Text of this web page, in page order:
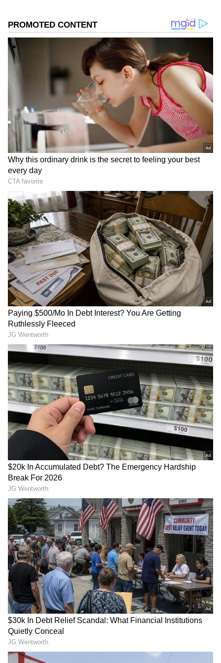
ವಿಶೇಷ ಕಲ್ಲಿನಂತಿದ್ದ ವಸ್ತುವನ್ನ ಚಾರ್ಚಿ ಪೋಷಕರು
ಪ್ರೊಫೆಸರ್‌ಗೆ ತಲುಪಿಸಿದ್ದಾರೆ. ಬಳಿಕ ಅಧ್ಯಯನ
ಆರಂಭಗೊಂಡಿದೆ. ತಜ್ಞರ ತಂಡ ಆನೆಯ ಹಲ್ಲಿನ ಕುರಿತ
ಅಧ್ಯಯನ ಆರಂಭಿಸಿತ್ತು. ಮೊದಲು ಹಲ್ಲನ್ನು ಹಲವು ಪರೀಕ್ಷೆಗೆ
ಒಳಪಡಿಸಿದ್ದಾರೆ. ಈ ವೇಳೆ ಅಚ್ಚರಿಯ ಫಲಿತಾಂಶ
ಲಭ್ಯವಾಗಿದೆ. ಭೂಮಿಯ ಮೇಲಿದ್ದ ದೈತ್ಯ ಆನೆ ತಳಿಯ ಹಲ್ಲು
ಅನ್ನೋದು ಸಾಬೀತಾಗಿದೆ. ಇಷ್ಟೇ ಬರೋಬ್ಬರಿ 1.8 ಮಿಲಿಯನ್
ವರ್ಷಗಳ ಹಿಂದೆ ಜೀವಿಸಿದ್ದ ಆನೆ ಅನ್ನೋದು ಸಾಬೀತಾಗಿದೆ.
ಅನಾಂಕಸ್ ಅರ್ವರ್ನೆನ್ಸಿಸ್ ಅನ್ನೋ ದೈತ್ಯ ಆನೆ ತಳಿಯ ಹಲ್ಲು
ಎಂದು ಸಂಶೋಧಕರು ಹೇಳಿದ್ದಾರೆ.
Related Articles
ಆಕಾಶಗಂಗೆಯ ಅದ್ಭುತ ದೃಶ್ಯ ಸೆರೆ ಹಿಡಿದ ಯೂಕ್ಲಿಡ್
ಟೆಲಿಸ್ಕೋಪ್, 6 ಕೋಟಿ ಅಧಿಕ ನಕ್ಷತ್ರಗಳ ನಿಗೂಢ ಲೋಕ
ದಟ್ಟ ಕಾಡಿನಲ್ಲಿ 1000 ವರ್ಷ ಪುರಾತನ ಮಾಯಾ
ನಾಗರೀಕತೆಯ ನಿಗೂಢ ನಗರ ಪತ್ತೆ, ಭವ್ಯ ಅರಮನೆ
ದರ್ಶನ
DOWNLOAD APP
ಸ್ಮಾರ್ಟ್‌ಫೋನ್‌ಗಳುಮತ್ತು AI ನಿಂದ ಸೈಬರ್‌ ಭದ್ರತೆ
ಮತ್ತುವಿಜ್ಞಾನದ ಪ್ರಗತಿಯವರೆಗೆ ಇತ್ತೀಚಿನ ಟೆಕ್ನಾಲಜಿ
(Technology News in Kannada) ಬಗ್ಗೆ
ನಿರಂತರವಾದ ಅಪ್‌ಡೇಟ್‌. ಡಿಜಿಟಲ್ ಟ್ರೆಂಡ್‌ಗಳ ಕುರಿತು
ತಜ್ಞರ ಮಾತುಗಳು, ವಿವರವಾದ ಮಾಹಿತಿ ಮತ್ತು ಬ್ರೇಕಿಂಗ್
ನ್ಯೂಸ್‌ ಸಿಗುವ ಏಕೈಕ ತಾಣ ಏಷ್ಯಾನೆಟ್‌ ಸುವರ್ಣ
ನ್ಯೂಸ್‌. ಹೊಸಗ್ಯಾಜೆಟ್‌ರಿಲೀಸ್‌ ಆಯ್ತಾ? ಹೊಸ
ಸ್ಟಾರ್ಟ್‌ಅಪ್‌ಗಳು ಬಂದಿದ್ಯಾ? ಭವಿಷ್ಯವನ್ನು ಬದಲಿಸುವ
ಟೆಕ್‌ ಪಾಲಿಸಿ ಯಾವುದು? ಇವುಗಳ ಇಂಚಿಂಚೂ ಮಾಹಿತಿ
ಸಿಗಲಿದೆ. ಟೆಕ್‌ ಎಕ್ಸ್‌ಪ್ಲೇನರ್ಸ್‌ ಹಾಗೂ ಗ್ಯಾಜೆಟ್‌ ಡೆಮೋ
RECOMMENDED STORIES
ಸೂರ್ಯನ ಅಂತ್ಯದ ಬಳಿಕವೂ
ಭೂಮಿಯಲ್ಲಿ ಜೀವ
ಬಿಸಿ ಬಿಸಿ ಊಟ, ಬಾಹ್ಯಾಕಾಶದಲ್ಲಿ